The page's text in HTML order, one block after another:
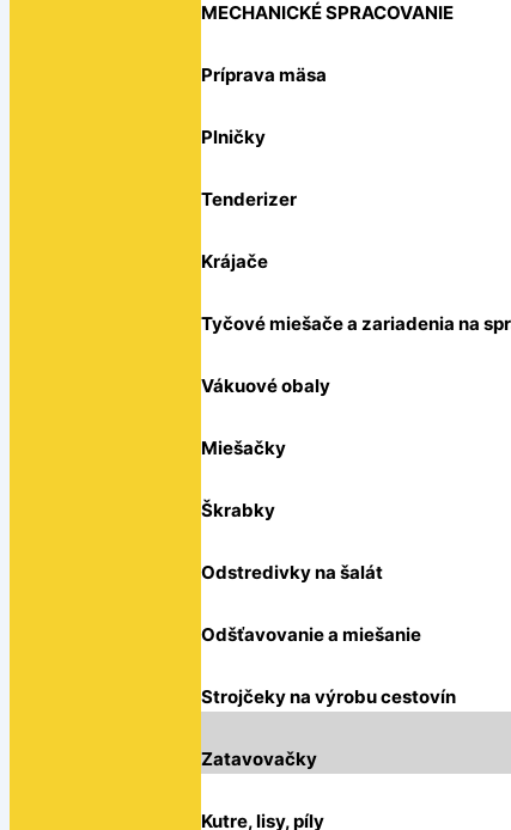
MECHANICKÉ SPRACOVANIE
Príprava mäsa
Plničky
Tenderizer
Krájače
Tyčové miešače a zariadenia na
Vákuové obaly
Miešačky
Škrabky
Odstredivky na šalát
Odšťavovanie a miešanie
Strojčeky na výrobu cestovín
Zatavovačky
Kutre, lisy, píly